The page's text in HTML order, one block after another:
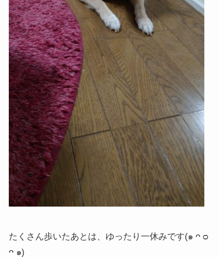
たくさん歩いたあとは、ゆったり一休みです(๑ ᴖ ᴑ
ᴖ ๑)